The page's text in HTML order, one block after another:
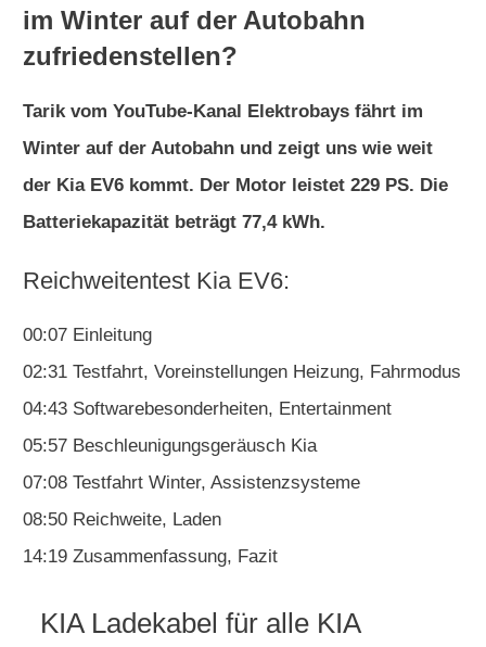
im Winter auf der Autobahn
zufriedenstellen?
Tarik vom YouTube-Kanal Elektrobays fährt im
Winter auf der Autobahn und zeigt uns wie weit
der Kia EV6 kommt. Der Motor leistet 229 PS. Die
Batteriekapazität beträgt 77,4 kWh.
Reichweitentest Kia EV6:
00:07 Einleitung
02:31 Testfahrt, Voreinstellungen Heizung, Fahrmodus
04:43 Softwarebesonderheiten, Entertainment
05:57 Beschleunigungsgeräusch Kia
07:08 Testfahrt Winter, Assistenzsysteme
08:50 Reichweite, Laden
14:19 Zusammenfassung, Fazit
KIA Ladekabel für alle KIA